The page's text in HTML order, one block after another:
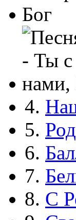
4.
5.
6.
7.
8. С